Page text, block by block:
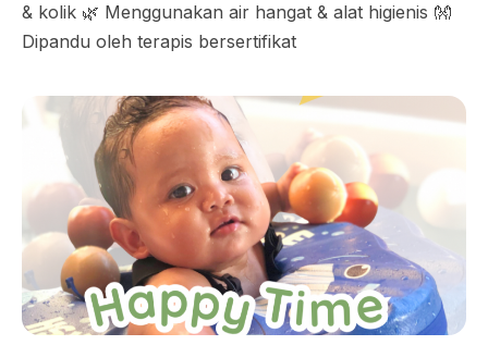
& kolik 🌿 Menggunakan air hangat & alat higienis 👐
Dipandu oleh terapis bersertifikat